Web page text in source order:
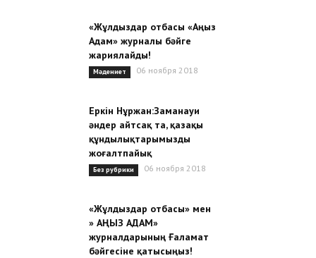
«Жұлдыздар отбасы «Аңыз
Адам» журналы бәйге
жариялайды!
Мәдениет 06 ноября 2018
Еркін Нұржан:Заманауи
әндер айтсақ та, қазақы
құндылықтарымызды
жоғалтпайық
Без рубрики 06 ноября 2018
«Жұлдыздар отбасы» мен
» АҢЫЗ АДАМ»
журналдарының Ғаламат
бәйгесіне қатысыңыз!